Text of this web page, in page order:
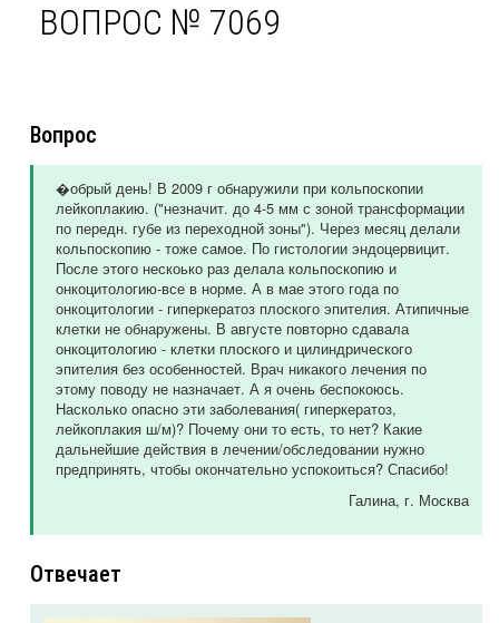
ВОПРОС № 7069
Вопрос
�обрый день! В 2009 г обнаружили при кольпоскопии
лейкоплакию. ("незначит. до 4-5 мм с зоной трансформации
по передн. губе из переходной зоны"). Через месяц делали
кольпоскопию - тоже самое. По гистологии эндоцервицит.
После этого нескоько раз делала кольпоскопию и
онкоцитологию-все в норме. А в мае этого года по
онкоцитологии - гиперкератоз плоского эпителия. Атипичные
клетки не обнаружены. В августе повторно сдавала
онкоцитологию - клетки плоского и цилиндрического
эпителия без особенностей. Врач никакого лечения по
этому поводу не назначает. А я очень беспокоюсь.
Насколько опасно эти заболевания( гиперкератоз,
лейкоплакия ш/м)? Почему они то есть, то нет? Какие
дальнейшие действия в лечении/обследовании нужно
предпринять, чтобы окончательно успокоиться? Спасибо!
Галина, г. Москва
Отвечает